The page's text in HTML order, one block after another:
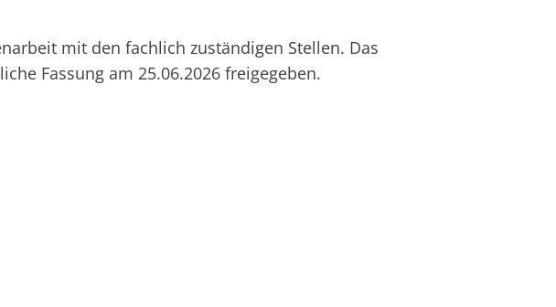
mit den fachlich zuständigen Stellen. Das
Fassung am 25.06.2026 freigegeben.